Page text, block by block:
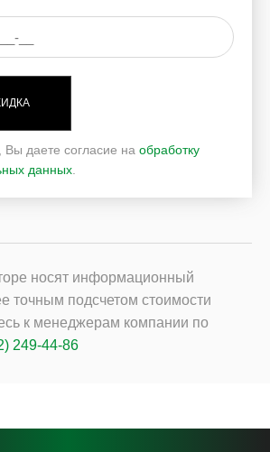
даете согласие на обработку
данных
носят информационный
точным подсчетом стоимости
к менеджерам компании по
249-44-86